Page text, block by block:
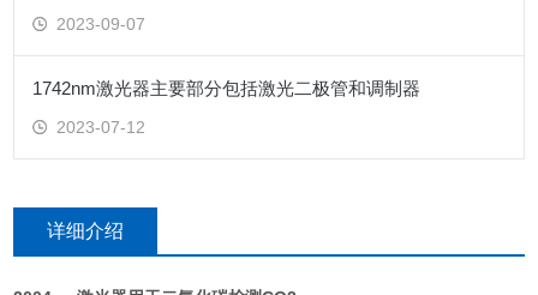
2023-09-07
1742nm激光器主要部分包括激光二极管和调制器
2023-07-12
详细介绍